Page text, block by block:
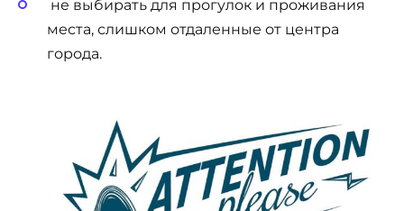
не выбирать для прогулок и проживания
места, слишком отдаленные от центра
города.